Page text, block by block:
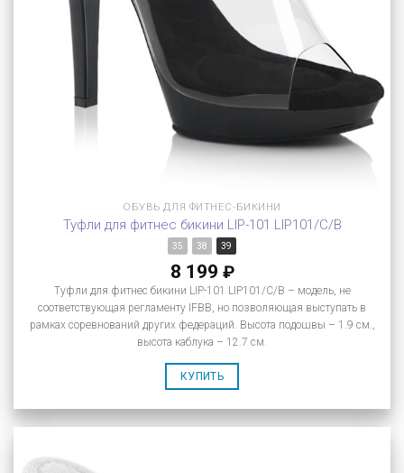
ОБУВЬ ДЛЯ ФИТНЕС-БИКИНИ
Туфли для фитнес бикини LIP-101 LIP101/C/B
35 38 39
8 199 ₽
Туфли для фитнес бикини LIP-101 LIP101/C/B – модель, не
соответствующая регламенту IFBB, но позволяющая выступать в
рамках соревнований других федераций. Высота подошвы – 1.9 см.,
высота каблука – 12.7 см.
КУПИТЬ